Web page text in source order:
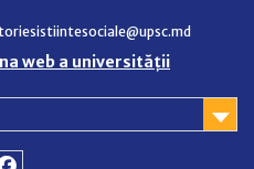
web a universității